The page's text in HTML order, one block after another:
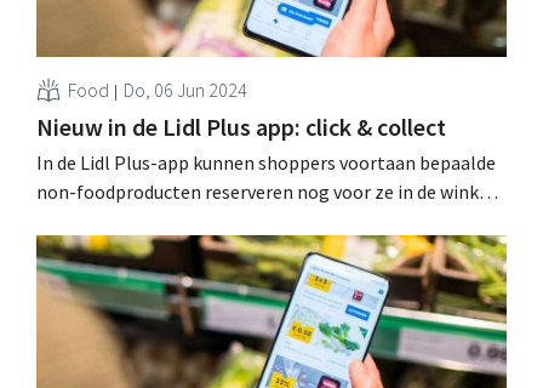
Food Do, 06 Jun 2024
Nieuw in de Lidl Plus app: click & collect
In de Lidl Plus-app kunnen shoppers voortaan bepaalde
non-foodproducten reserveren nog voor ze in de winkel
toegevoegd aan zijn app. .